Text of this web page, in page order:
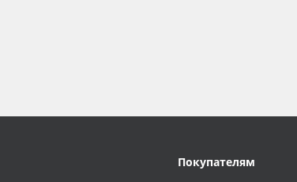
Покупателям